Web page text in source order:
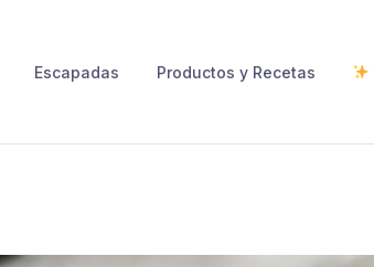
Escapadas Productos y Recetas